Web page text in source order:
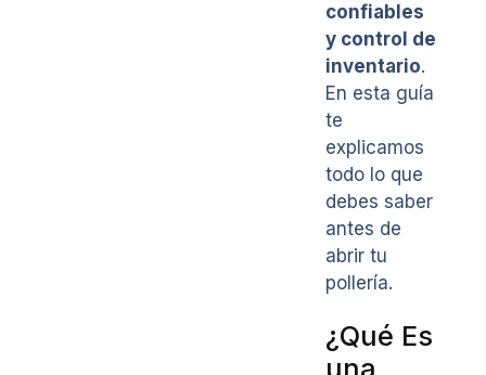
confiables
y control de
inventario.
En esta guía
te
explicamos
todo lo que
debes saber
antes de
abrir tu
pollería.
¿Qué Es
una